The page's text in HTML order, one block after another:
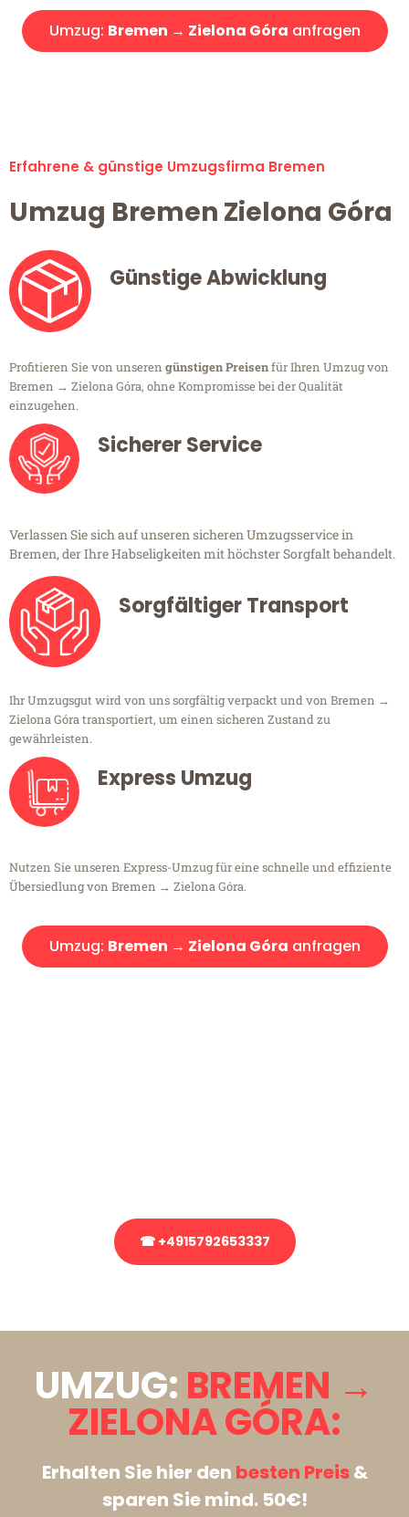
Umzug: Bremen → Zielona Góra anfragen
Erfahrene & günstige Umzugsfirma Bremen
Umzug Bremen Zielona Góra
Günstige Abwicklung
Profitieren Sie von unseren günstigen Preisenfür Ihren Umzug von
Bremen → Zielona Góra, ohne Kompromisse bei der Qualität
einzugehen.
Sicherer Service
Verlassen Sie sich auf unseren sicheren Umzugsservice in
Bremen, der Ihre Habseligkeiten mit höchster Sorgfalt behandelt.
Sorgfältiger Transport
Ihr Umzugsgut wird von uns sorgfältig verpackt und von Bremen →
Zielona Góra transportiert, um einen sicheren Zustand zu
gewährleisten.
Express Umzug
Nutzen Sie unseren Express-Umzug für eine schnelle und effiziente
Übersiedlung von Bremen → Zielona Góra.
Umzug: Bremen → Zielona Góra anfragen
☎ +4915792653337
UMZUG: BREMEN →
ZIELONA GÓRA:
Erhalten Sie hier den besten Preis&
sparen Sie mind. 50€!